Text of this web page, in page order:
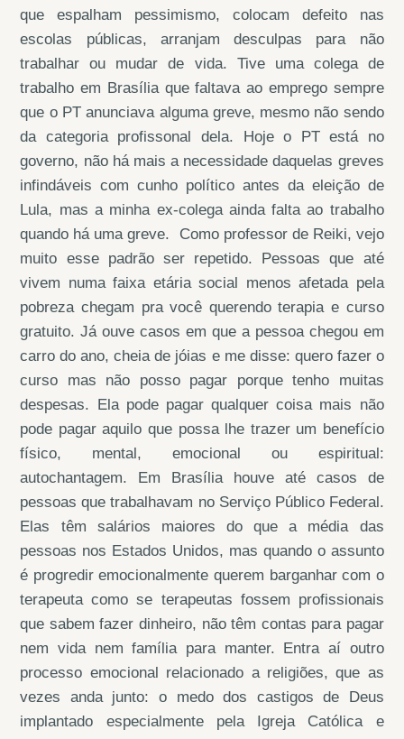
que espalham pessimismo, colocam defeito nas
escolas públicas, arranjam desculpas para não
trabalhar ou mudar de vida. Tive uma colega de
trabalho em Brasília que faltava ao emprego sempre
que o PT anunciava alguma greve, mesmo não sendo
da categoria profissonal dela. Hoje o PT está no
governo, não há mais a necessidade daquelas greves
infindáveis com cunho político antes da eleição de
Lula, mas a minha ex-colega ainda falta ao trabalho
quando há uma greve. Como professor de Reiki, vejo
muito esse padrão ser repetido. Pessoas que até
vivem numa faixa etária social menos afetada pela
pobreza chegam pra você querendo terapia e curso
gratuito. Já ouve casos em que a pessoa chegou em
carro do ano, cheia de jóias e me disse: quero fazer o
curso mas não posso pagar porque tenho muitas
despesas. Ela pode pagar qualquer coisa mais não
pode pagar aquilo que possa lhe trazer um benefício
físico, mental, emocional ou espiritual:
autochantagem. Em Brasília houve até casos de
pessoas que trabalhavam no Serviço Público Federal.
Elas têm salários maiores do que a média das
pessoas nos Estados Unidos, mas quando o assunto
é progredir emocionalmente querem barganhar com o
terapeuta como se terapeutas fossem profissionais
que sabem fazer dinheiro, não têm contas para pagar
nem vida nem família para manter. Entra aí outro
processo emocional relacionado a religiões, que as
vezes anda junto: o medo dos castigos de Deus
implantado especialmente pela Igreja Católica e